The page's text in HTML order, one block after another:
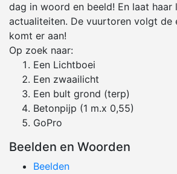
dag in woord en beeld! En laat haar
actualiteiten. De vuurtoren volgt de
komt er aan!
Op zoek naar:
Een Lichtboei
Een zwaailicht
Een bult grond (terp)
Betonpijp (1 m.x 0,55)
GoPro
Beelden en Woorden
Beelden